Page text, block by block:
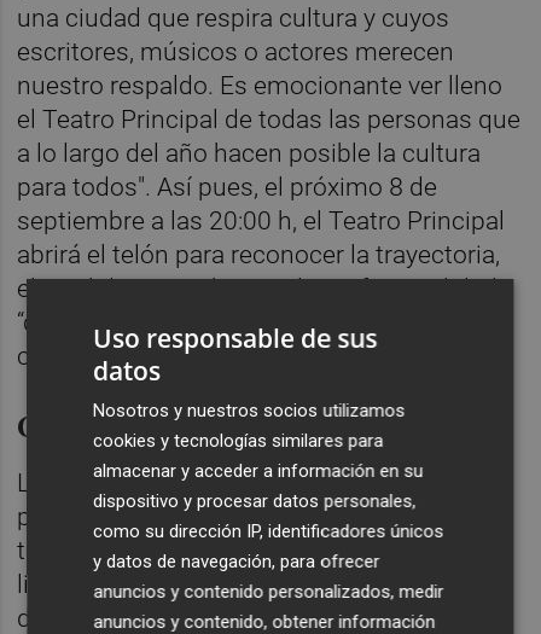
una ciudad que respira cultura y cuyos
escritores, músicos o actores merecen
nuestro respaldo. Es emocionante ver lleno
el Teatro Principal de todas las personas que
a lo largo del año hacen posible la cultura
para todos". Así pues, el próximo 8 de
septiembre a las 20:00 h, el Teatro Principal
abrirá el telón para reconocer la trayectoria,
el nivel de sus trabajos y la profesionalidad
“de castellonenses destacados por hacer
cosas extraordinarias”, afirma Carrasco.
Categorías de premios
La entrega de premios distinguirá a
personas ilustres en las modalidades de
teatro, narrativa, excelencia musical,
literatura infantil ilustrada y Por la Paz. Una
de las novedades de los premios en esta
Uso responsable de sus
datos
Nosotros y nuestros socios utilizamos
cookies y tecnologías similares para
almacenar y acceder a información en su
dispositivo y procesar datos personales,
como su dirección IP, identificadores únicos
y datos de navegación, para ofrecer
anuncios y contenido personalizados, medir
anuncios y contenido, obtener información